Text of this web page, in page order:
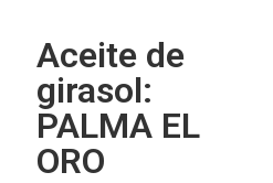
Aceite de
girasol:
PALMA EL
ORO